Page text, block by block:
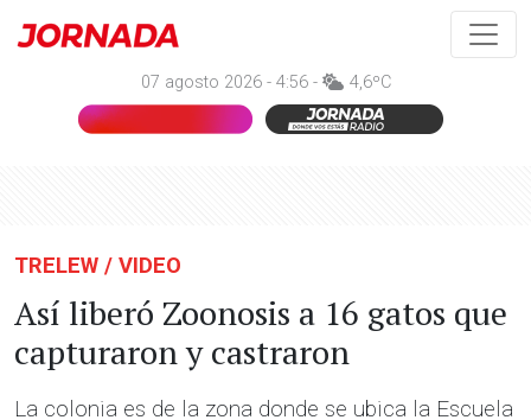
07 agosto 2026 - 4:56 - 4,6ºC
TRELEW / VIDEO
Así liberó Zoonosis a 16 gatos que
capturaron y castraron
La colonia es de la zona donde se ubica la Escuela